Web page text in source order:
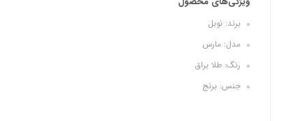
برند: نوبل
مدل: مارس
رنگ: طلا براق
جنس: برنج